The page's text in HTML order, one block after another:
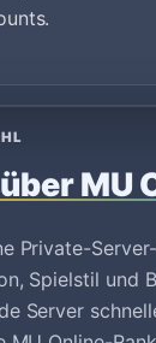
MU
Private-
Spielstil und
Server